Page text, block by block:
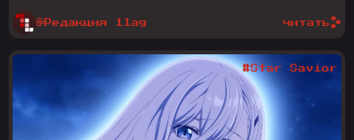
@Редакция 1lag читать
#Star Savior